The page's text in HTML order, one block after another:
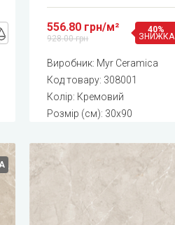
556.80 грн/м²
928.00 грн
40%
ЗНИЖКА
Виробник: Myr Ceramica
Код товару: 308001
Колір: Кремовий
Розмір (см): 30x90